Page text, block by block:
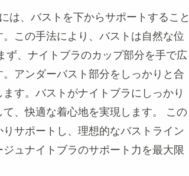
は、バストを下からサポートすること
この手法により、バストは自然な位
ず、ナイトブラのカップ部分を手で広
アンダーバスト部分をしっかりと合
す。バストがナイトブラにしっかり
、快適な着心地を実現します。 この
サポートし、理想的なバストライン
ュナイトブラのサポート力を最大限